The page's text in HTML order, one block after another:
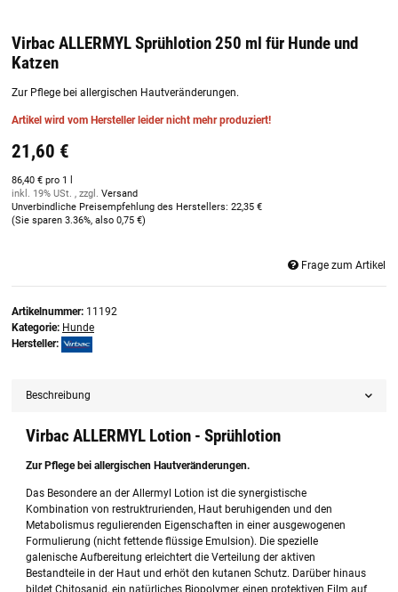
Virbac ALLERMYL Sprühlotion 250 ml für Hunde und
Katzen
Zur Pflege bei allergischen Hautveränderungen.
Artikel wird vom Hersteller leider nicht mehr produziert!
21,60 €
86,40 € pro 1 l
inkl. 19% USt. , zzgl. Versand
Unverbindliche Preisempfehlung des Herstellers: 22,35 €
(Sie sparen 3.36%, also 0,75 €)
Frage zum Artikel
Artikelnummer: 11192
Kategorie: Hunde
Hersteller:
Beschreibung
Virbac ALLERMYL Lotion - Sprühlotion
Zur Pflege bei allergischen Hautveränderungen.
Das Besondere an der Allermyl Lotion ist die synergistische
Kombination von restruktrurienden, Haut beruhigenden und den
Metabolismus regulierenden Eigenschaften in einer ausgewogenen
Formulierung (nicht fettende flüssige Emulsion). Die spezielle
galenische Aufbereitung erleichtert die Verteilung der aktiven
Bestandteile in der Haut und erhöt den kutanen Schutz. Darüber hinaus